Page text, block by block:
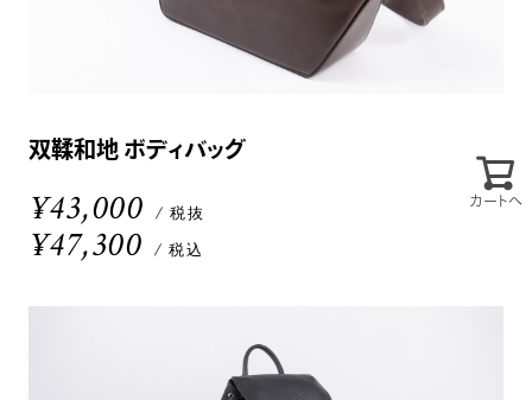
双鞣和地 ボディバッグ
¥43,000 / 税抜
¥47,300 / 税込
カートへ